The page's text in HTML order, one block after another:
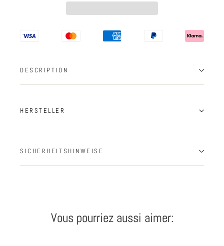
DESCRIPTION
HERSTELLER
SICHERHEITSHINWEISE
Vous pourriez aussi aimer: